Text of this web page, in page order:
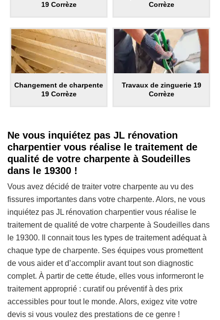
19 Corrèze
Corrèze
Changement de charpente
19 Corrèze
Travaux de zinguerie 19
Corrèze
Ne vous inquiétez pas JL rénovation
charpentier vous réalise le traitement de
qualité de votre charpente à Soudeilles
dans le 19300 !
Vous avez décidé de traiter votre charpente au vu des
fissures importantes dans votre charpente. Alors, ne vous
inquiétez pas JL rénovation charpentier vous réalise le
traitement de qualité de votre charpente à Soudeilles dans
le 19300. Il connait tous les types de traitement adéquat à
chaque type de charpente. Ses équipes vous promettent
de vous aider et d’accomplir avant tout son diagnostic
complet. À partir de cette étude, elles vous informeront le
traitement approprié : curatif ou préventif à des prix
accessibles pour tout le monde. Alors, exigez vite votre
devis si vous voulez des prestations de ce genre !